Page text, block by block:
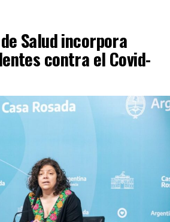
Salud incorpora
contra el Covid-